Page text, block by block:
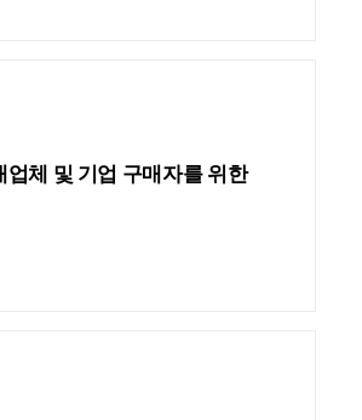
체 및 기업 구매자를 위한